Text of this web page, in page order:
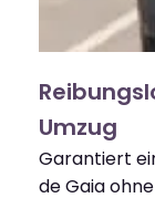
Umzug
Garantiert
de Gaia